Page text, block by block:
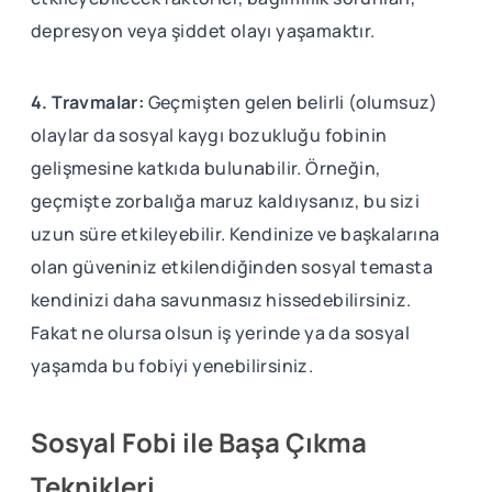
depresyon veya şiddet olayı yaşamaktır.
4. Travmalar: Geçmişten gelen belirli (olumsuz)
olaylar da sosyal kaygı bozukluğu fobinin
gelişmesine katkıda bulunabilir. Örneğin,
geçmişte zorbalığa maruz kaldıysanız, bu sizi
uzun süre etkileyebilir. Kendinize ve başkalarına
olan güveniniz etkilendiğinden sosyal temasta
kendinizi daha savunmasız hissedebilirsiniz.
Fakat ne olursa olsun iş yerinde ya da sosyal
yaşamda bu fobiyi yenebilirsiniz.
Sosyal Fobi ile Başa Çıkma